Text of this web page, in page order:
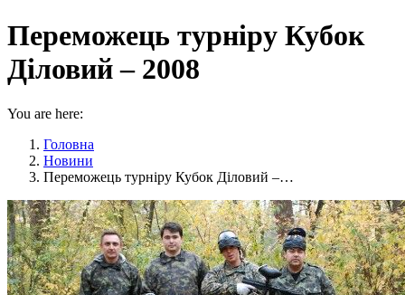
Переможець турніру Кубок
Діловий – 2008
You are here:
Головна
Новини
Переможець турніру Кубок Діловий –…